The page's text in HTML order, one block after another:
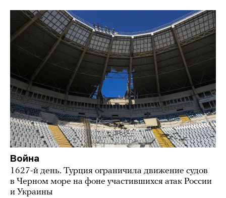
Война
1627-й день. Турция ограничила движение судов
в Черном море на фоне участившихся атак России
и Украины